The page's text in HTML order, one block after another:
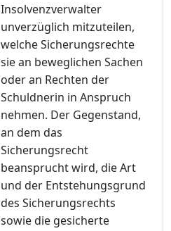
Insolvenzverwalter
unverzüglich mitzuteilen,
welche Sicherungsrechte
sie an beweglichen Sachen
oder an Rechten der
Schuldnerin in Anspruch
nehmen. Der Gegenstand,
an dem das
Sicherungsrecht
beansprucht wird, die Art
und der Entstehungsgrund
des Sicherungsrechts
sowie die gesicherte